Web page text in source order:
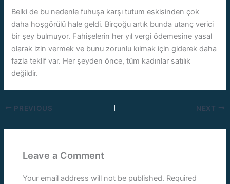
Belki de bu nedenle fuhuşa karşı tutum eskisinden çok
daha hoşgörülü hale geldi. Birçoğu artık bunda utanç verici
bir şey bulmuyor. Fahişelerin her yıl vergi ödemesine yasal
olarak izin vermek ve bunu zorunlu kılmak için giderek daha
fazla teklif var. Her şeyden önce, tüm kadınlar satılık
değildir.
PREVIOUS NEXT
Leave a Comment
Your email address will not be published. Required